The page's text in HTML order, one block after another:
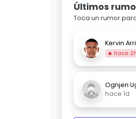
Últimos
Toca un rumor
Kervin
hace 2h
Ognjen
hace 1d